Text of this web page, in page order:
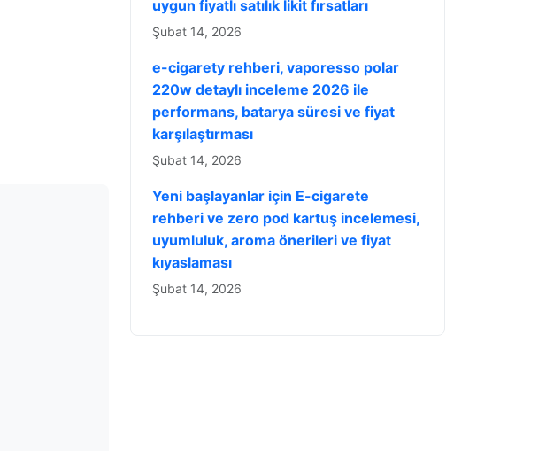
uygun fiyatlı satılık likit fırsatları
Şubat 14, 2026
e-cigarety rehberi, vaporesso polar
220w detaylı inceleme 2026 ile
performans, batarya süresi ve fiyat
karşılaştırması
Şubat 14, 2026
Yeni başlayanlar için E-cigarete
rehberi ve zero pod kartuş incelemesi,
uyumluluk, aroma önerileri ve fiyat
kıyaslaması
Şubat 14, 2026